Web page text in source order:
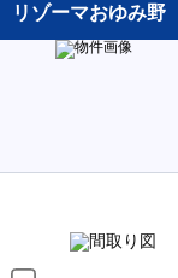
リゾーマおゆみ野